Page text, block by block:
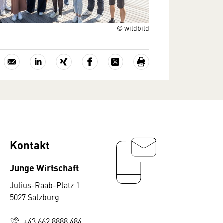
© wildbild
Kontakt
Junge Wirtschaft
Julius-Raab-Platz 1
5027 Salzburg
+43 662 8888 484